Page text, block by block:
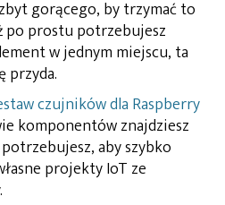
gorącego, by trzymać to
po prostu potrzebujesz
w jednym miejscu, ta
przyda.
czujników dla Raspberry
komponentów znajdziesz
aby szybko
projekty IoT ze